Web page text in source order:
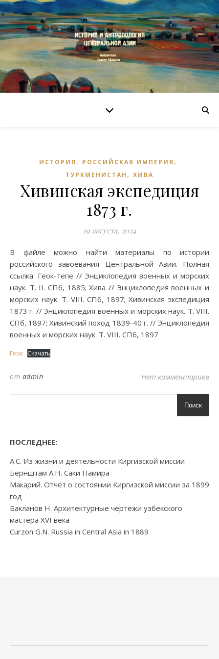
ИСТОРИЯ , РОССИЙСКАЯ ИМПЕРИЯ ,
ТУРКМЕНИСТАН , ХИВА
Хивинская экспедиция
1873 г.
19 августа, 2024
В файле можно найти материалы по истории
российского завоевания Центральной Азии. Полная
ссылка: Геок-тепе // Энциклопедия военных и морских
наук. Т. II. СПб, 1885; Хива // Энциклопедия военных и
морских наук. Т. VIII. СПб, 1897; Хивинская экспедиция
1873 г. // Энциклопедия военных и морских наук. Т. VIII.
СПб, 1897; Хивинский поход 1839-40 г. // Энциклопедия
военных и морских наук. Т. VIII. СПб, 1897
Геок Скачать
от admin Нет комментариев
Поиск
ПОСЛЕДНЕЕ:
А.С. Из жизни и деятельности Киргизской миссии
Бернштам А.Н. Саки Памира
Макарий. Отчёт о состоянии Киргизской миссии за 1899
год
Бакланов Н. Архитектурные чертежи узбекского
мастера XVI века
Curzon G.N. Russia in Central Asia in 1889